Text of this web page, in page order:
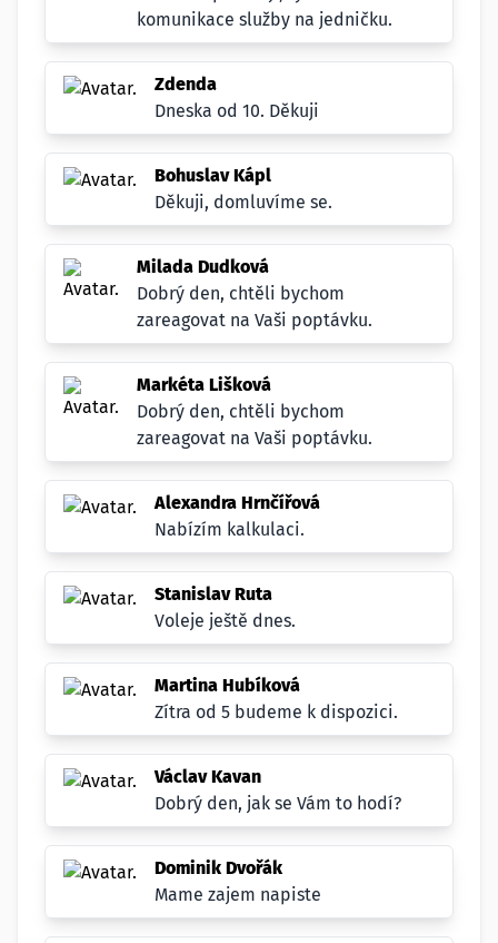
komunikace služby na jedničku.
Zdenda
Dneska od 10. Děkuji
Bohuslav Kápl
Děkuji, domluvíme se.
Milada Dudková
Dobrý den, chtěli bychom
zareagovat na Vaši poptávku.
Markéta Lišková
Dobrý den, chtěli bychom
zareagovat na Vaši poptávku.
Alexandra Hrnčířová
Nabízím kalkulaci.
Stanislav Ruta
Voleje ještě dnes.
Martina Hubíková
Zítra od 5 budeme k dispozici.
Václav Kavan
Dobrý den, jak se Vám to hodí?
Dominik Dvořák
Mame zajem napiste